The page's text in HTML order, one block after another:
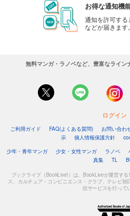
お得な通知機
通知を許可す
などが届きます。
無料マンガ・ラノベなど、豊富なライン
ログイン
ご利用ガイド FAQ(よくある質問) お問い合わ
示
個人情報保護方針
少年・青年マンガ
少女・女性マンガ ラノベ
真集
TL
ブックライブ（BookLive!）は、BookLiveが運営す
ス、カルチュア・コンビニエンス・クラブ、テレビ
信サービスを行って